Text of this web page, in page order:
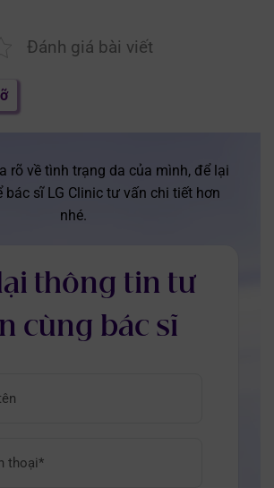
Đánh giá bài viết
rõ về tình trạng da của mình, để lại
bác sĩ LG Clinic tư vấn chi tiết hơn
nhé.
thông tin tư
cùng bác sĩ